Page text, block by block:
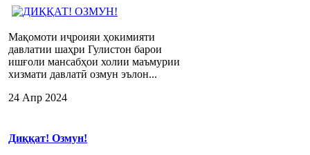
Мақомоти иҷроияи ҳокимияти
давлатии шаҳри Гулистон барои
ишғоли мансабҳои холии маъмурии
хизмати давлатӣ озмун эълон...
24 Апр 2024
Диққат! Озмун!